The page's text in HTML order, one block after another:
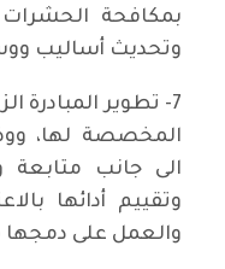
بمكافحة الحشرات
وتحديث أساليب
7- تطوير المبادرة
المخصصة لها،
الى جانب متابعة
وتقييم أدائها
والعمل على دمجها